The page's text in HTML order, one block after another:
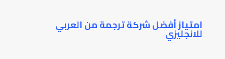
امتياز أفضل شركة ترجمة من العربي
للانجليزي